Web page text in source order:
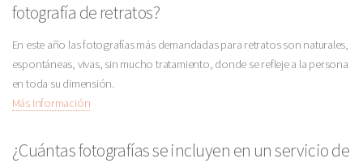
fotografía de retratos?
En este año las fotografías más demandadas para retratos son naturales,
espontáneas, vivas, sin mucho tratamiento, donde se refleje a la persona
en toda su dimensión.
Más Información
¿Cuántas fotografías se incluyen en un servicio de